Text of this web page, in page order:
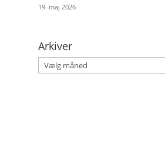
19. maj 2026
Arkiver
Arkiver